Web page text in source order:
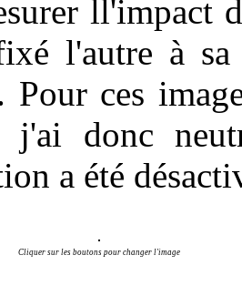
ll'impact
l'autre à sa
Pour ces
j'ai donc
a été
Cliquer sur les boutons pour changer l'image